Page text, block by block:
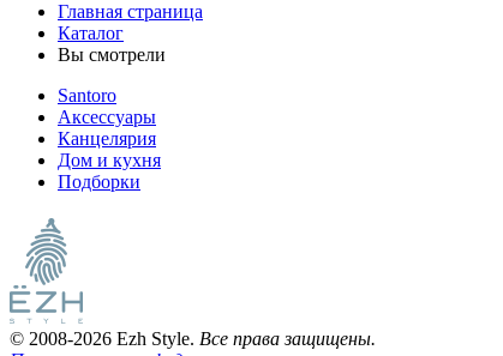
Главная страница
Каталог
Вы смотрели
Santoro
Аксессуары
Канцелярия
Дом и кухня
Подборки
© 2008-2026 Ezh Style. Все права защищены.